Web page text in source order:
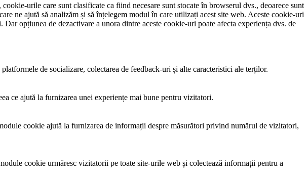
urile care sunt clasificate ca fiind necesare sunt stocate în browserul dvs., deoarece sunt
ne ajută să analizăm și să înțelegem modul în care utilizați acest site web. Aceste cookie-uri
opțiunea de dezactivare a unora dintre aceste cookie-uri poate afecta experiența dvs. de
de socializare, colectarea de feedback-uri și alte caracteristici ale terților.
ce ajută la furnizarea unei experiențe mai bune pentru vizitatori.
cookie ajută la furnizarea de informații despre măsurători privind numărul de vizitatori,
cookie urmăresc vizitatorii pe toate site-urile web și colectează informații pentru a